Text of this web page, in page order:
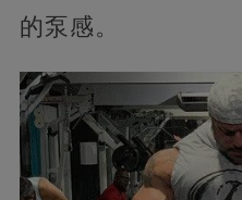
的泵感。